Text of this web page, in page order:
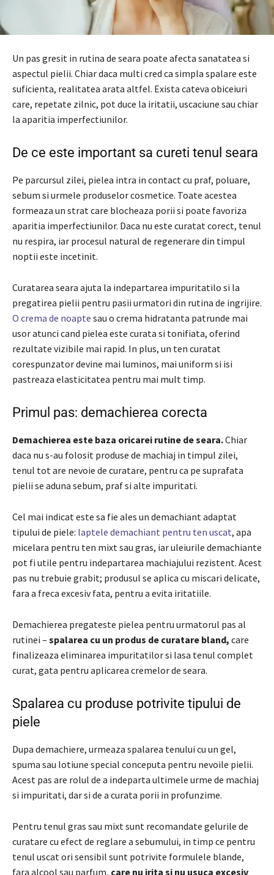
Un pas gresit in rutina de seara poate afecta sanatatea si
aspectul pielii. Chiar daca multi cred ca simpla spalare este
suficienta, realitatea arata altfel. Exista cateva obiceiuri
care, repetate zilnic, pot duce la iritatii, uscaciune sau chiar
la aparitia imperfectiunilor.
De ce este important sa cureti tenul seara
Pe parcursul zilei, pielea intra in contact cu praf, poluare,
sebum si urmele produselor cosmetice. Toate acestea
formeaza un strat care blocheaza porii si poate favoriza
aparitia imperfectiunilor. Daca nu este curatat corect, tenul
nu respira, iar procesul natural de regenerare din timpul
noptii este incetinit.
Curatarea seara ajuta la indepartarea impuritatilo si la
pregatirea pielii pentru pasii urmatori din rutina de ingrijire.
O crema de noapte sau o crema hidratanta patrunde mai
usor atunci cand pielea este curata si tonifiata, oferind
rezultate vizibile mai rapid. In plus, un ten curatat
corespunzator devine mai luminos, mai uniform si isi
pastreaza elasticitatea pentru mai mult timp.
Primul pas: demachierea corecta
Demachierea este baza oricarei rutine de seara.Chiar
daca nu s-au folosit produse de machiaj in timpul zilei,
tenul tot are nevoie de curatare, pentru ca pe suprafata
pielii se aduna sebum, praf si alte impuritati.
Cel mai indicat este sa fie ales un demachiant adaptat
tipului de piele: laptele demachiant pentru ten uscat, apa
micelara pentru ten mixt sau gras, iar uleiurile demachiante
pot fi utile pentru indepartarea machiajului rezistent. Acest
pas nu trebuie grabit; produsul se aplica cu miscari delicate,
fara a freca excesiv fata, pentru a evita iritatiile.
Demachierea pregateste pielea pentru urmatorul pas al
rutinei – spalarea cu un produs de curatare bland, care
finalizeaza eliminarea impuritatilor si lasa tenul complet
curat, gata pentru aplicarea cremelor de seara.
Spalarea cu produse potrivite tipului de
piele
Dupa demachiere, urmeaza spalarea tenului cu un gel,
spuma sau lotiune special conceputa pentru nevoile pielii.
Acest pas are rolul de a indeparta ultimele urme de machiaj
si impuritati, dar si de a curata porii in profunzime.
Pentru tenul gras sau mixt sunt recomandate gelurile de
curatare cu efect de reglare a sebumului, in timp ce pentru
tenul uscat ori sensibil sunt potrivite formulele blande,
fara alcool sau parfum, care nu irita si nu usuca excesiv